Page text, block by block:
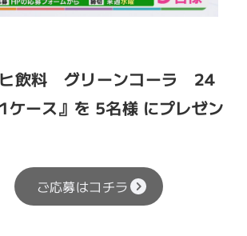
飲料 グリーンコーラ 24
ケース』を 5名様 にプレゼン
ご応募はコチラ